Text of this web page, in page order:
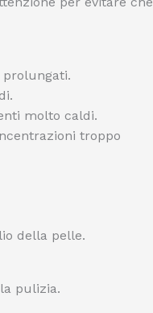
molto caldi.
troppo
della pelle.
pulizia.